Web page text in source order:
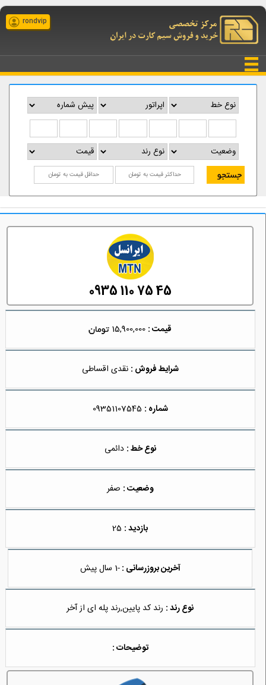
rondvip
0935 110 75 45
قیمت :
شرایط فروش : نقدی اقساطی
شماره : 09351107545
نوع خط : دائمی
وضعیت : صفر
بازدید :
آخرین بروزرسانی :-1 سال پیش
نوع رند : رند کد پایین,رند پله ای از آخر
توضیحات :